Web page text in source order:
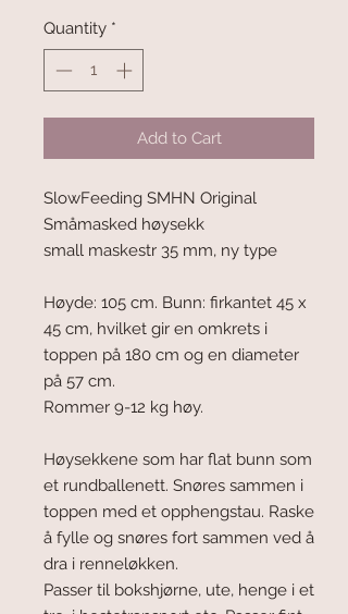
Quantity *
Add to Cart
SlowFeeding SMHN Original
Småmasked høysekk
small maskestr 35 mm, ny type
Høyde: 105 cm. Bunn: firkantet 45 x
45 cm, hvilket gir en omkrets i
toppen på 180 cm og en diameter
på 57 cm.
Rommer 9-12 kg høy.
Høysekkene som har flat bunn som
et rundballenett. Snøres sammen i
toppen med et opphengstau. Raske
å fylle og snøres fort sammen ved å
dra i renneløkken.
Passer til bokshjørne, ute, henge i et